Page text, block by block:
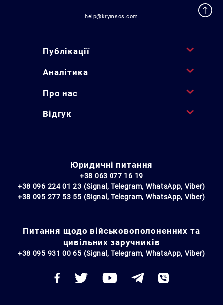
help@krymsos.com
Публікації
Аналітика
Про нас
Відгук
Юридичні питання
+38 063 077 16 19
+38 096 224 01 23 (Signal, Telegram, WhatsApp, Viber)
+38 095 277 53 55 (Signal, Telegram, WhatsApp, Viber)
Питання щодо військовополоненних та
цивільних заручників
+38 095 931 00 65 (Signal, Telegram, WhatsApp, Viber)